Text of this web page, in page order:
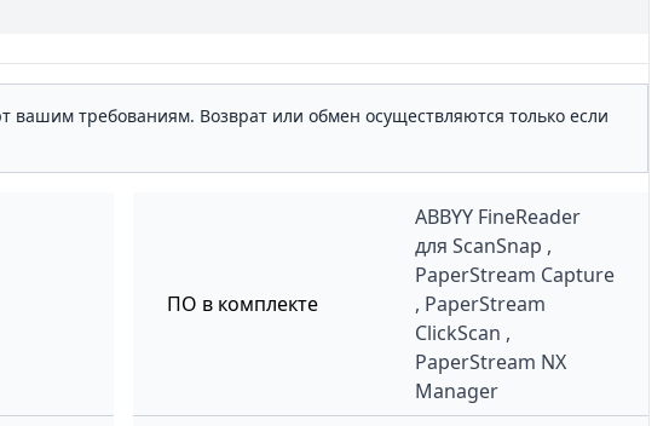
вашим требованиям. Возврат или обмен осуществляются только если
ПО в комплекте
ABBYY FineReader
для ScanSnap ,
PaperStream Capture
, PaperStream
ClickScan ,
PaperStream NX
Manager